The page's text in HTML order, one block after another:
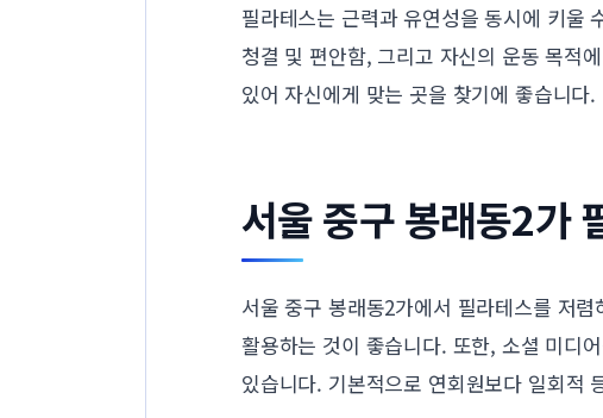
필라테스는 근력과 유연성을 동시에 키울
청결 및 편안함, 그리고 자신의 운동 목적
있어 자신에게 맞는 곳을 찾기에 좋습니다.
서울 중구 봉래동2가
서울 중구 봉래동2가에서 필라테스를 저
활용하는 것이 좋습니다. 또한, 소셜 미디
있습니다. 기본적으로 연회원보다 일회적